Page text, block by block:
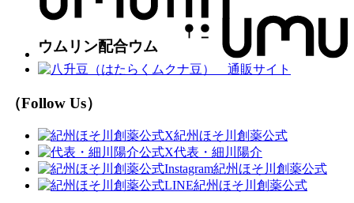
（Follow Us）
紀州ほそ川創薬公式
代表・細川陽介
紀州ほそ川創薬公式
紀州ほそ川創薬公式